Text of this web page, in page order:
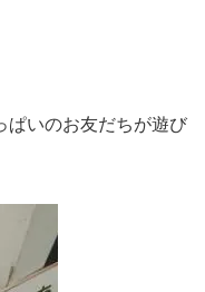
ぱいのお友だちが遊び